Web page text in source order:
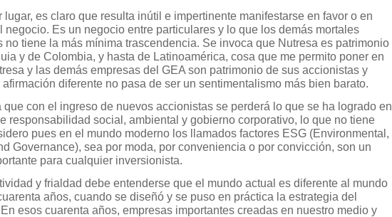
lugar, es claro que resulta inútil e impertinente manifestarse en favor o en
negocio. Es un negocio entre particulares y lo que los demás mortales
no tiene la más mínima trascendencia. Se invoca que Nutresa es patrimonio
y de Colombia, y hasta de Latinoamérica, cosa que me permito poner en
y las demás empresas del GEA son patrimonio de sus accionistas y
diferente no pasa de ser un sentimentalismo más bien barato.
que con el ingreso de nuevos accionistas se perderá lo que se ha logrado en
responsabilidad social, ambiental y gobierno corporativo, lo que no tiene
pues en el mundo moderno los llamados factores ESG (Environmental,
Governance), sea por moda, por conveniencia o por convicción, son un
para cualquier inversionista.
y frialdad debe entenderse que el mundo actual es diferente al mundo
años, cuando se diseñó y se puso en práctica la estrategia del
esos cuarenta años, empresas importantes creadas en nuestro medio y